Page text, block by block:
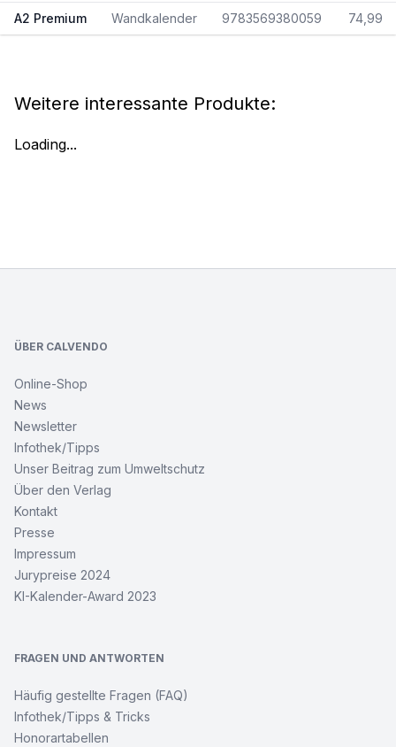
A2 Premium Wandkalender 9783569380059 74,99
Weitere interessante Produkte:
Loading...
ÜBER CALVENDO
Online-Shop
News
Newsletter
Infothek/Tipps
Unser Beitrag zum Umweltschutz
Über den Verlag
Kontakt
Presse
Impressum
Jurypreise 2024
KI-Kalender-Award 2023
FRAGEN UND ANTWORTEN
Häufig gestellte Fragen (FAQ)
Infothek/Tipps & Tricks
Honorartabellen